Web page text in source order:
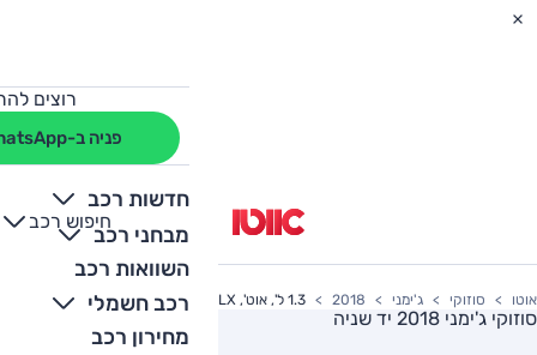
רוצים
פניה ב-WhatsApp
חדשות רכב
מבחני רכב
השוואות רכב
רכב חשמלי
מחירון רכב
חיפוש רכב
+
-
אוטו סוזוקי ג'ימני 2018 1.3 ל', אוט', GLX
סוזוקי ג'ימני 2018 יד שניה